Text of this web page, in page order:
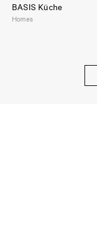
BASIS Küche
Homes